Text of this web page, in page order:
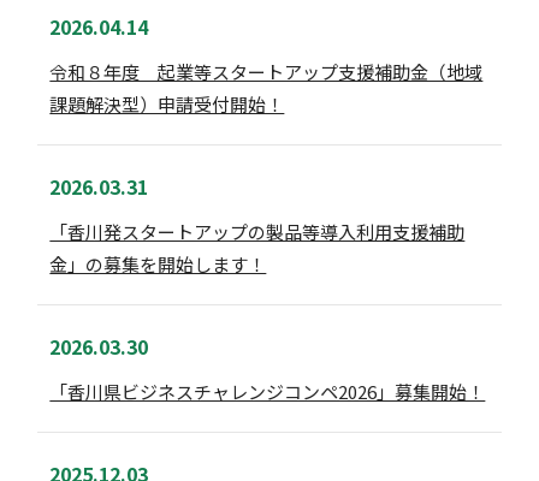
2026.04.14
令和８年度 起業等スタートアップ支援補助金（地域
課題解決型）申請受付開始！
2026.03.31
「香川発スタートアップの製品等導入利用支援補助
金」の募集を開始します！
2026.03.30
「香川県ビジネスチャレンジコンペ2026」募集開始！
2025.12.03